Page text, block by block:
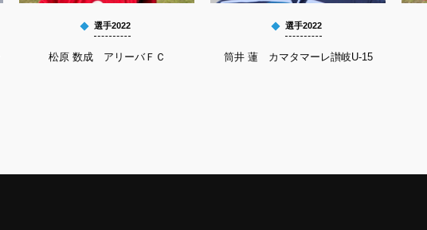
選手2022
松原 数成 アリーバＦＣ
選手2022
筒井 蓮 カマタマーレ讃岐U-15